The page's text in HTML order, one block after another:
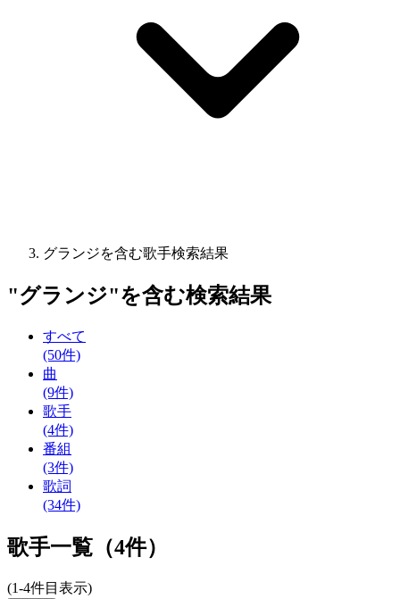
グランジを含む歌手検索結果
"グランジ"を含む検索結果
すべて
(50件)
曲
(9件)
歌手
(4件)
番組
(3件)
歌詞
(34件)
歌手一覧（4件）
(1-4件目表示)